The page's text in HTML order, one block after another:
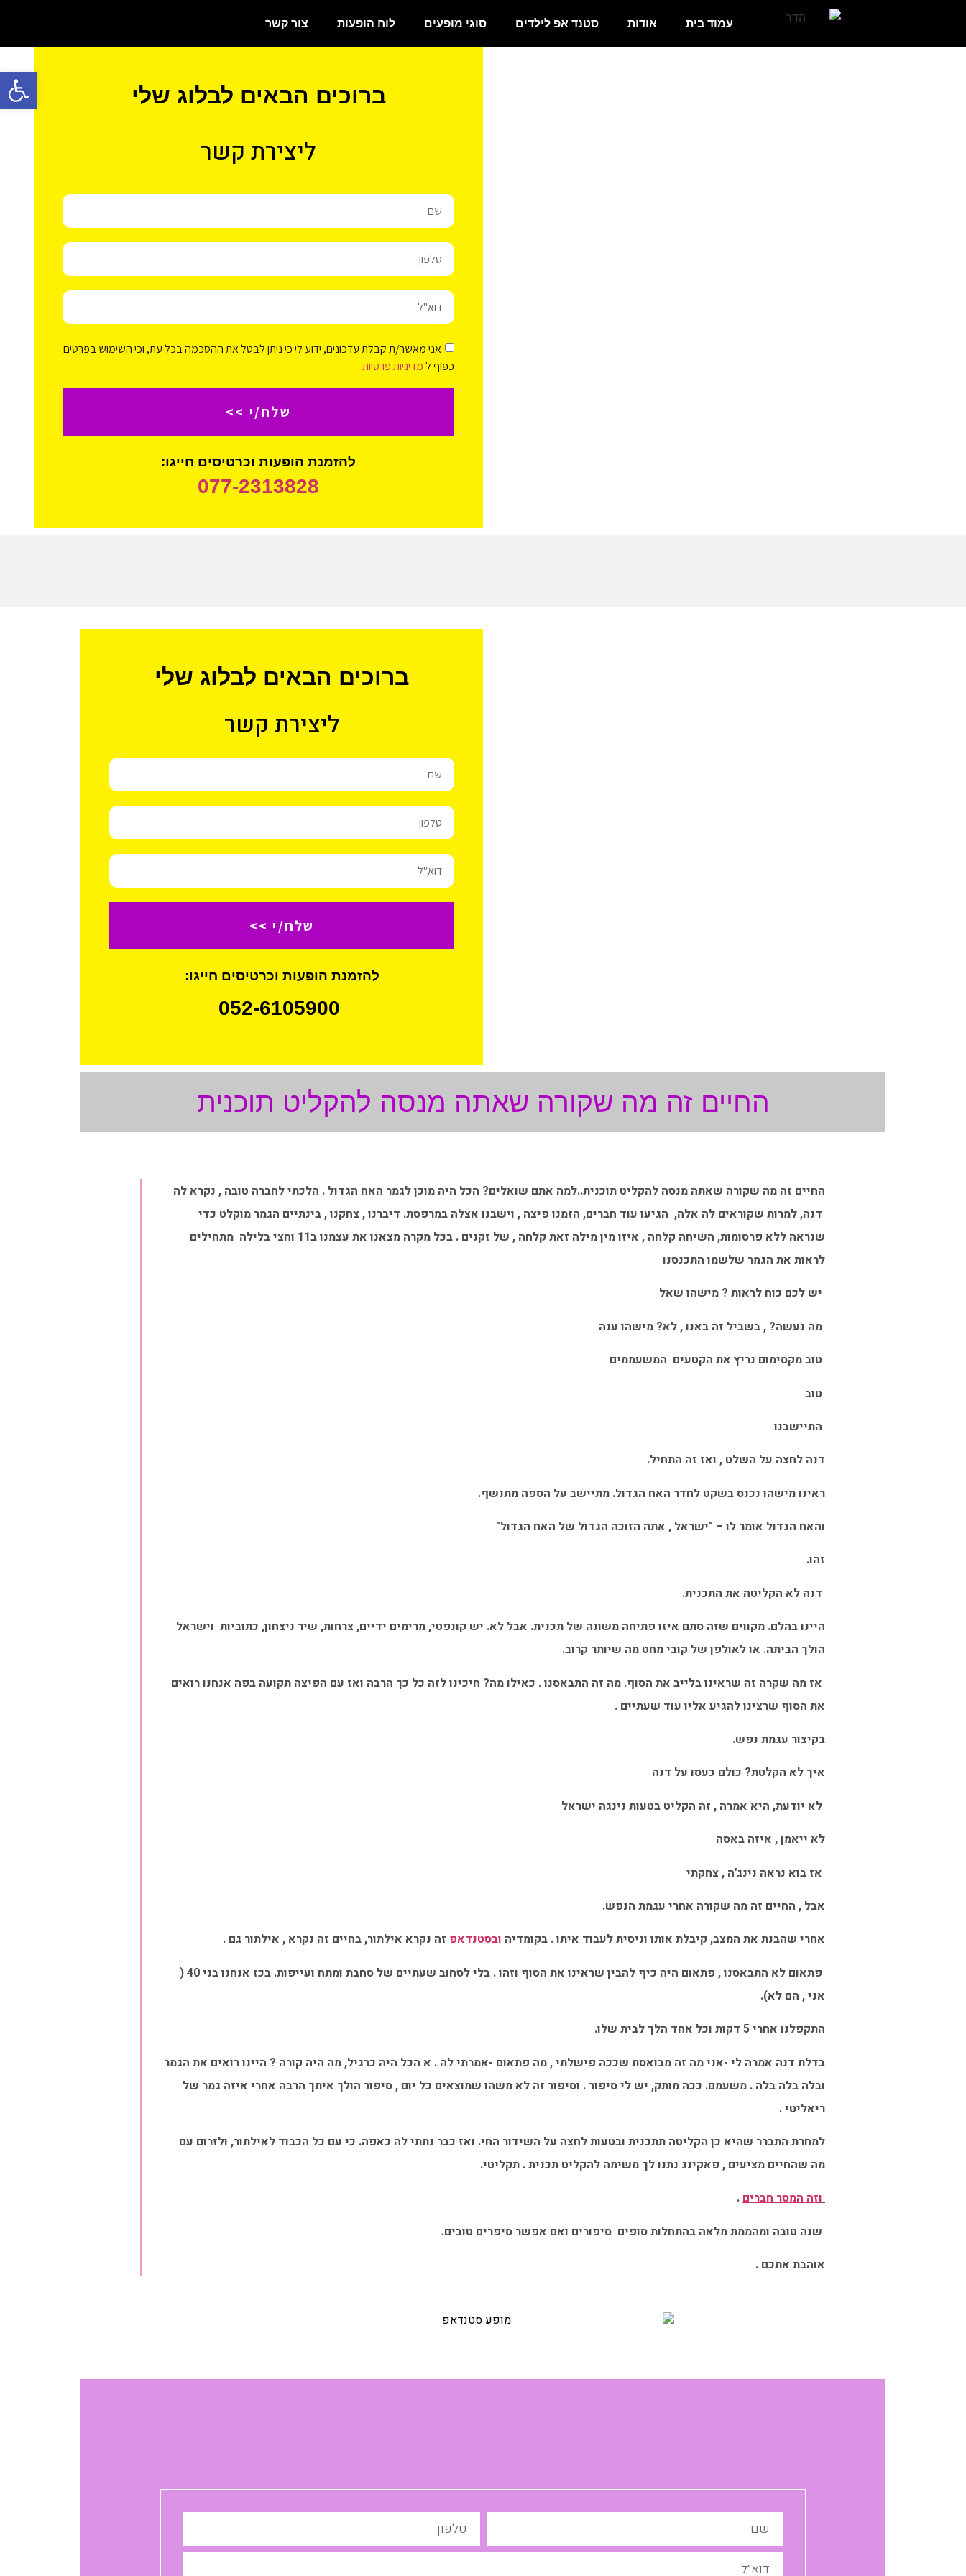
פתח
עמוד בית אודות סטנד אפ לילדים סוגי מופעים לוח הופעות צור קשר
ברוכים הבאים לבלוג שלי
ליצירת קשר
אני מאשר/ת קבלת עדכונים, ידוע לי כי ניתן לבטל את ההסכמה בכל עת, וכי השימוש בפרטים
כפוף למדיניות פרטיות
שלח/י >>
להזמנת הופעות וכרטיסים חייגו:
077-2313828
ברוכים הבאים לבלוג שלי
ליצירת קשר
שלח/י >>
להזמנת הופעות וכרטיסים חייגו:
החיים זה מה שקורה שאתה מנסה להקליט תוכנית
החיים זה מה שקורה שאתה מנסה להקליט תוכנית..למה אתם שואלים? הכל היה מוכן לגמר האח הגדול . הלכתי לחברה טובה , נקרא לה
דנה, למרות שקוראים לה אלה, הגיעו עוד חברים, הזמנו פיצה , וישבנו אצלה במרפסת. דיברנו , צחקנו , בינתיים הגמר מוקלט כדי
שנראה ללא פרסומות, השיחה קלחה , איזו מין מילה זאת קלחה , של זקנים . בכל מקרה מצאנו את עצמנו ב11 וחצי בלילה מתחילים
לראות את הגמר שלשמו התכנסנו
יש לכם כוח לראות ? מישהו שאל
מה נעשה? , בשביל זה באנו , לא? מישהו ענה
טוב מקסימום נריץ את הקטעים המשעממים
טוב
התיישבנו
דנה לחצה על השלט , ואז זה התחיל.
ראינו מישהו נכנס בשקט לחדר האח הגדול. מתיישב על הספה מתנשף.
והאח הגדול אומר לו – "ישראל , אתה הזוכה הגדול של האח הגדול"
זהו.
דנה לא הקליטה את התכנית.
היינו בהלם. מקווים שזה סתם איזו פתיחה משונה של תכנית. אבל לא. יש קונפטי, מרימים ידיים, צרחות, שיר ניצחון, כתוביות וישראל
הולך הביתה. או לאולפן של קובי מחט מה שיותר קרוב.
אז מה שקרה זה שראינו בלייב את הסוף. מה זה התבאסנו . כאילו מה? חיכינו לזה כל כך הרבה ואז עם הפיצה תקועה בפה אנחנו רואים
את הסוף שרצינו להגיע אליו עוד שעתיים .
בקיצור עגמת נפש.
איך לא הקלטת? כולם כעסו על דנה
לא יודעת, היא אמרה , זה הקליט בטעות נינגה ישראל
לא ייאמן , איזה באסה
אז בוא נראה נינג'ה , צחקתי
אבל , החיים זה מה שקורה אחרי עגמת הנפש.
אחרי שהבנת את המצב, קיבלת אותו וניסית לעבוד איתו . בקומדיה ובסטנדאפ זה נקרא אילתור, בחיים זה נקרא , אילתור גם .
פתאום לא התבאסנו , פתאום היה כיף להבין שראינו את הסוף וזהו . בלי לסחוב שעתיים של סחבת ומתח ועייפות. בכז אנחנו בני 40 (
אני , הם לא).
התקפלנו אחרי 5 דקות וכל אחד הלך לבית שלו.
בדלת דנה אמרה לי -אני מה זה מבואסת שככה פישלתי , מה פתאום -אמרתי לה . א הכל היה כרגיל, מה היה קורה ? היינו רואים את הגמר
ובלה בלה בלה . משעמם. ככה מותק, יש לי סיפור . וסיפור זה לא משהו שמוצאים כל יום , סיפור הולך איתך הרבה אחרי איזה גמר של
ריאליטי .
למחרת התברר שהיא כן הקליטה תתכנית ובטעות לחצה על השידור החי. ואז כבר נתתי לה כאפה. כי עם כל הכבוד לאילתור, ולזרום עם
מה שהחיים מציעים , פאקינג נתנו לך משימה להקליט תכנית . תקליטי.
וזה המסר חברים.
שנה טובה ומהממת מלאה בהתחלות סופים סיפורים ואם אפשר סיפרים טובים.
אוהבת אתכם .